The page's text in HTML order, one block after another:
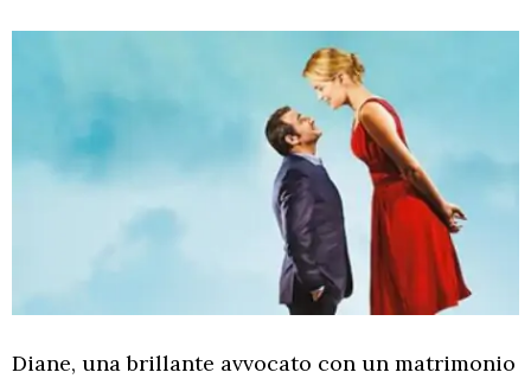
Diane, una brillante avvocato con un matrimonio